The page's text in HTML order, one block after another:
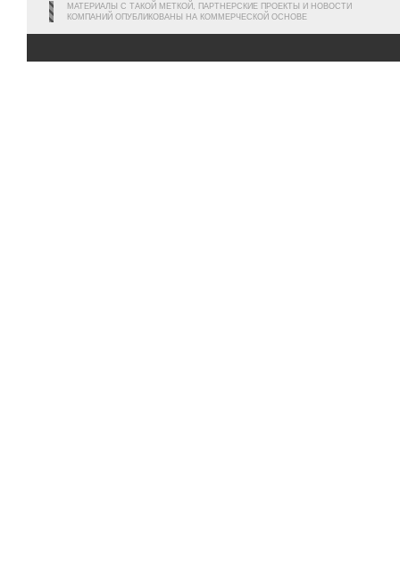
МАТЕРИАЛЫ С ТАКОЙ МЕТКОЙ, ПАРТНЕРСКИЕ ПРОЕКТЫ И НОВОСТИ
КОМПАНИЙ ОПУБЛИКОВАНЫ НА КОММЕРЧЕСКОЙ ОСНОВЕ